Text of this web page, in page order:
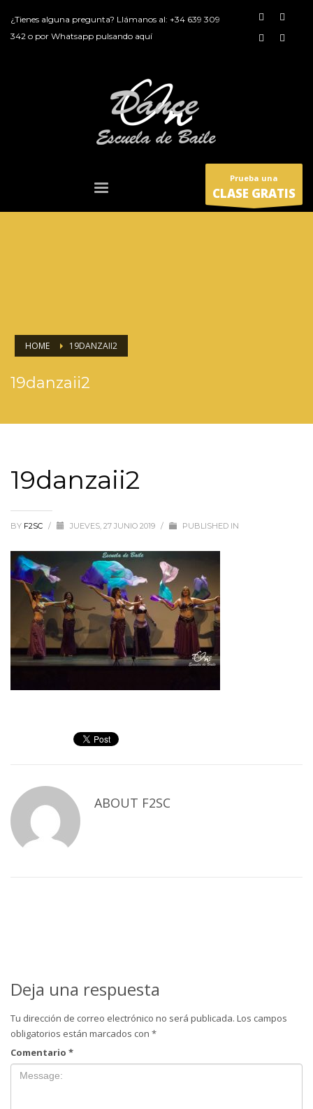
¿Tienes alguna pregunta? Llámanos al: +34 639 309
342 o por Whatsapp pulsando aquí
Prueba una
CLASE GRATIS
HOME 19DANZAII2
19danzaii2
19danzaii2
BY F2SC / JUEVES, 27 JUNIO 2019 / PUBLISHED IN
ABOUT F2SC
Deja una respuesta
Tu dirección de correo electrónico no será publicada. Los campos
obligatorios están marcados con *
Comentario *